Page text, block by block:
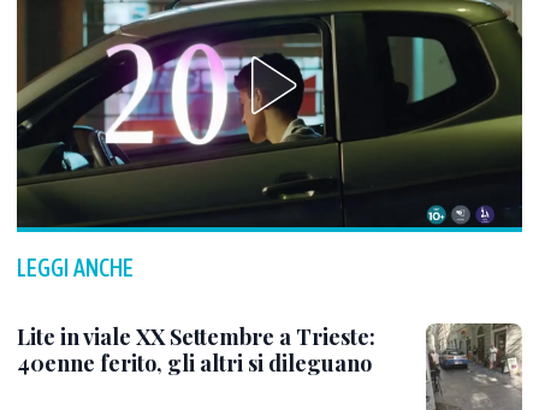
LEGGI ANCHE
Lite in viale XX Settembre a Trieste:
40enne ferito, gli altri si dileguano